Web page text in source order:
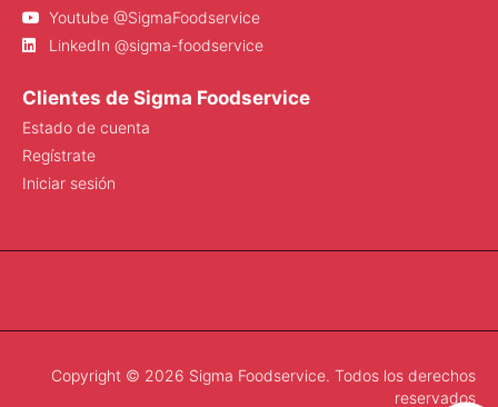
Youtube @SigmaFoodservice
LinkedIn @sigma-foodservice
Clientes de Sigma Foodservice
Estado de cuenta
Regístrate
Iniciar sesión
Copyright © 2026 Sigma Foodservice. Todos los derechos
reservados